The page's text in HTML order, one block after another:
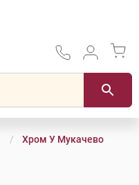
Хром У Мукачево